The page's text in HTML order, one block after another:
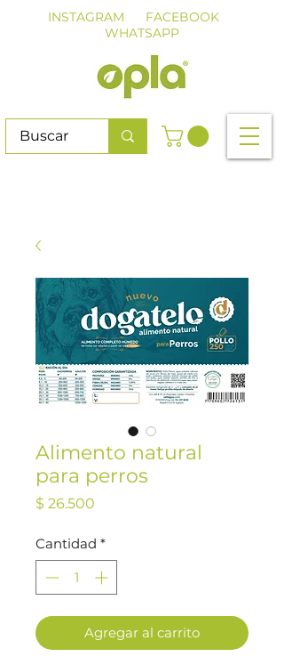
INSTAGRAM
FACEBOOK
WHATSAPP
Alimento natural
para perros
$ 26.500
Cantidad *
Agregar al carrito